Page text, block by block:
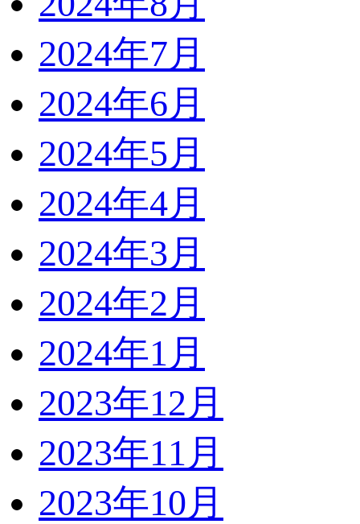
2024年7月
2024年6月
2024年5月
2024年4月
2024年3月
2024年2月
2024年1月
2023年12月
2023年11月
2023年10月